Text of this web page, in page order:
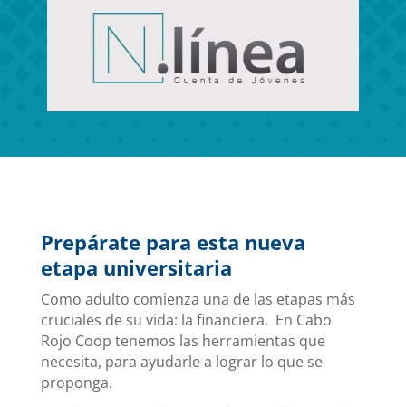
Prepárate para esta nueva
etapa universitaria
Como adulto comienza una de las etapas más
cruciales de su vida: la financiera. En Cabo
Rojo Coop tenemos las herramientas que
necesita, para ayudarle a lograr lo que se
proponga.